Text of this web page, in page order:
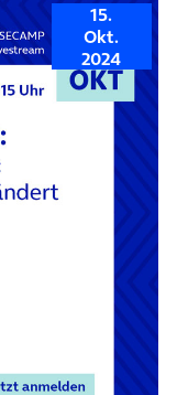
15.
Okt.
2024